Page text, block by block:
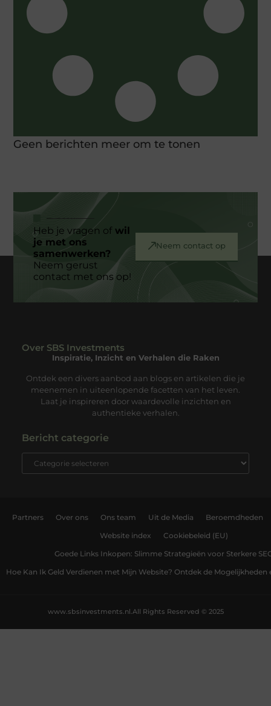
Geen berichten meer om te tonen
Heb je vragen ofwil
je met ons
samenwerken?
Neem gerust
contact met ons op!
Neem contact op
Over SBS Investments
Inspiratie, Inzicht en Verhalen die Raken
Ontdek een divers aanbod aan blogs en artikelen die je
meenemen in uiteenlopende facetten van het leven.
Laat je inspireren door waardevolle inzichten en
authentieke verhalen.
Bericht categorie
Partners Over ons Ons team Uit de Media Beroemdheden
Website index Cookiebeleid (EU)
Goede Links Inkopen: Slimme Strategieën voor Sterkere
Hoe Kan Ik Geld Verdienen met Mijn Website? Ontdek de Mogelijkheden
All Rights Reserved © 2025
www.sbsinvestments.nl.